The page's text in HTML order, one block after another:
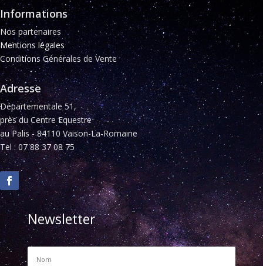
Informations
Nos partenaires
Mentions légales
Conditions Générales de Vente
Adresse
Départementale 51,
près du Centre Equestre
au Palis - 84110 Vaison-La-Romaine
Tel : 07 88 37 08 75
Newsletter